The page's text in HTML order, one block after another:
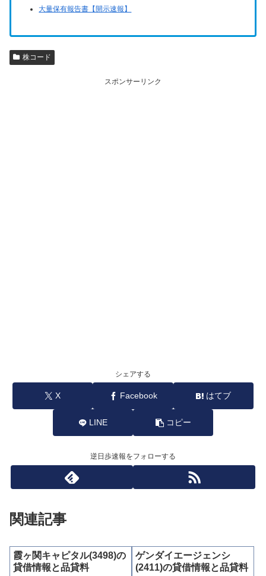
大量保有報告書【開示速報】
株コード
スポンサーリンク
シェアする
X Facebook はてブ
LINE コピー
逆日歩速報をフォローする
関連記事
霞ヶ関キャピタル(3498)の
貸借情報と品貸料
ゲンダイエージェンシ
(2411)の貸借情報と品貸料